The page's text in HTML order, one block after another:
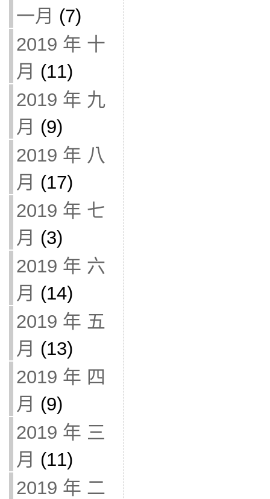
一月 (7)
2019 年 十
月 (11)
2019 年 九
月 (9)
2019 年 八
月 (17)
2019 年 七
月 (3)
2019 年 六
月 (14)
2019 年 五
月 (13)
2019 年 四
月 (9)
2019 年 三
月 (11)
2019 年 二